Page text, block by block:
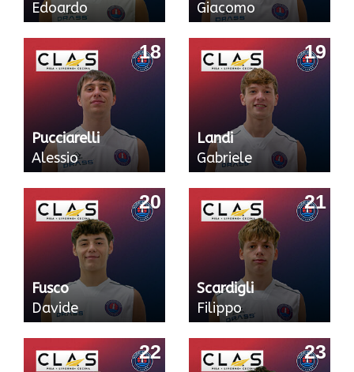
Edoardo
Giacomo
18
Pucciarelli
Alessio
19
Landi
Gabriele
20
Fusco
Davide
21
Scardigli
Filippo
22 23